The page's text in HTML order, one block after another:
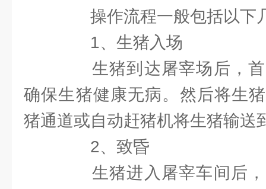
操作流程一般包括以下
1、生猪入场
生猪到达屠宰场后，首
确保生猪健康无病。然后将生
猪通道或自动赶猪机将生猪输送
2、致昏
生猪进入屠宰车间后，